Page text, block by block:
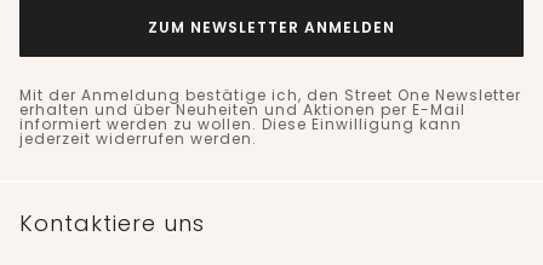
ZUM NEWSLETTER ANMELDEN
Mit der Anmeldung bestätige ich, den Street One Newsletter
erhalten und über Neuheiten und Aktionen per E-Mail
informiert werden zu wollen. Diese Einwilligung kann
jederzeit widerrufen werden.
Kontaktiere uns